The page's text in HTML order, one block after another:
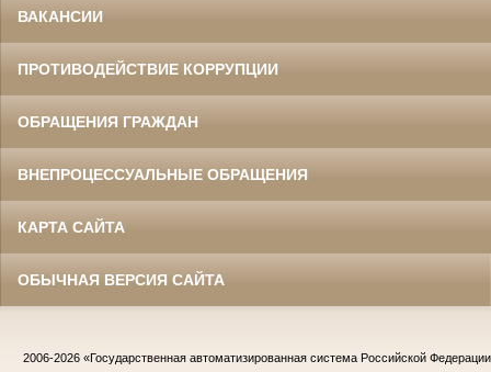
ВАКАНСИИ
ПРОТИВОДЕЙСТВИЕ КОРРУПЦИИ
ОБРАЩЕНИЯ ГРАЖДАН
ВНЕПРОЦЕССУАЛЬНЫЕ ОБРАЩЕНИЯ
КАРТА САЙТА
ОБЫЧНАЯ ВЕРСИЯ САЙТА
2006-2026 «Государственная автоматизированная система Российской